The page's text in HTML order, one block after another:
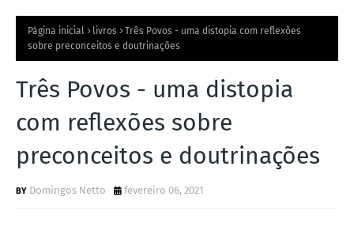
Página inicial livros
Três Povos - uma distopia com reflexões
sobre preconceitos e doutrinações
Três Povos - uma distopia
com reflexões sobre
preconceitos e doutrinações
Domingos Netto fevereiro 06, 2021